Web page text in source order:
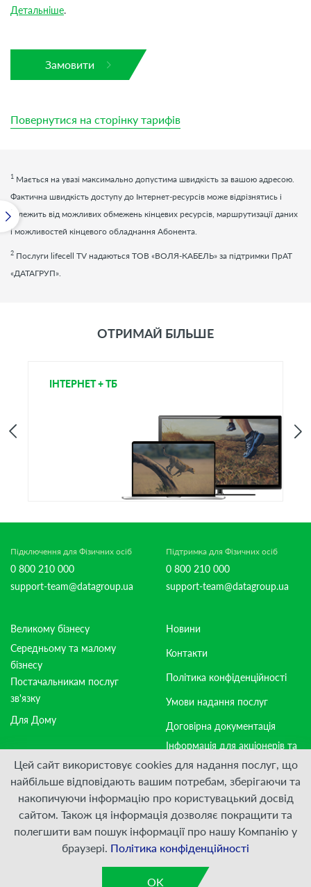
Детальніше.
Замовити
Повернутися на сторінку тарифів
1 Мається на увазі максимально допустима швидкість за вашою адресою.
Фактична швидкість доступу до Інтернет-ресурсів може відрізнятись і
залежить від можливих обмежень кінцевих ресурсів, маршрутизації даних
і можливостей кінцевого обладнання Абонента.
2 Послуги lifecell TV надаються ТОВ «ВОЛЯ-КАБЕЛЬ» за підтримки ПрАТ
«ДАТАГРУП».
ОТРИМАЙ БІЛЬШЕ
ІНТЕРНЕТ + ТБ
Підключення для Фізичних осіб
0 800 210 000
support-team@datagroup.ua
Підтримка для Фізичних осіб
0 800 210 000
support-team@datagroup.ua
Великому бізнесу
Середньому та малому
бізнесу
Постачальникам послуг
зв'язку
Для Дому
Новини
Контакти
Політика конфіденційності
Умови надання послуг
Договірна документація
Інформація для акціонерів та
стейкхолдерів
Приєднуйтесь:
© ПрАТ "ДАТАГРУП", 2000 — 2026
Цей сайт використовує cookies для надання послуг, що
найбільше відповідають вашим потребам, зберігаючи та
накопичуючи інформацію про користувацький досвід
сайтом. Також ця інформація дозволяє покращити та
полегшити вам пошук інформації про нашу Компанію у
браузері. Політика конфіденційності
OK